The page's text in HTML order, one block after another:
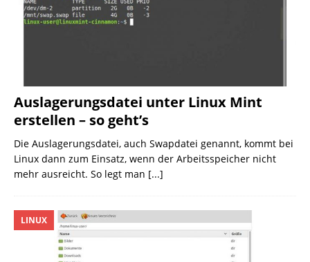
Auslagerungsdatei unter Linux Mint
erstellen – so geht’s
Die Auslagerungsdatei, auch Swapdatei genannt, kommt bei
Linux dann zum Einsatz, wenn der Arbeitsspeicher nicht
mehr ausreicht. So legt man [...]
LINUX